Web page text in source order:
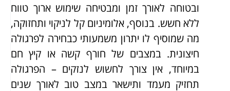
ובטוחה לאורך זמן ומבטיחה שימוש ארוך טווח
ללא חשש. בנוסף, אלומיניום קל לניקוי ותחזוקה,
מה שמוסיף לו יתרון משמעותי כבחירה לפרגולה
חיצונית. במצבים של חורף קשה או קיץ חם
במיוחד, אין צורך לחשוש לנזקים – הפרגולה
תחזיק מעמד ותישאר במצב טוב לאורך שנים